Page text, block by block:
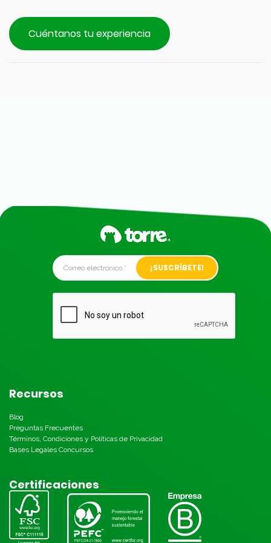
Cuéntanos tu experiencia
Alternative:
Recursos
Blog
Preguntas Frecuentes
Términos, Condiciones y Políticas de Privacidad
Bases Legales Concursos
Certificaciones